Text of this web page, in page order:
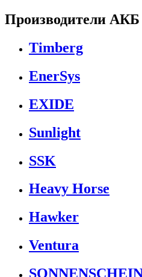
Производители АКБ
Timberg
EnerSys
EXIDE
Sunlight
SSK
Heavy Horse
Hawker
Ventura